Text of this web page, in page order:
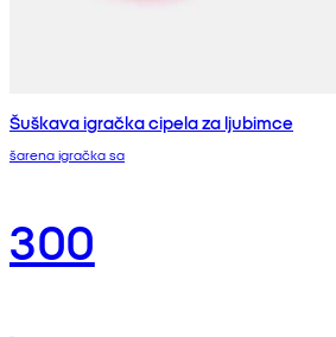
Šuškava igračka cipela za ljubimce
šarena igračka sa
300